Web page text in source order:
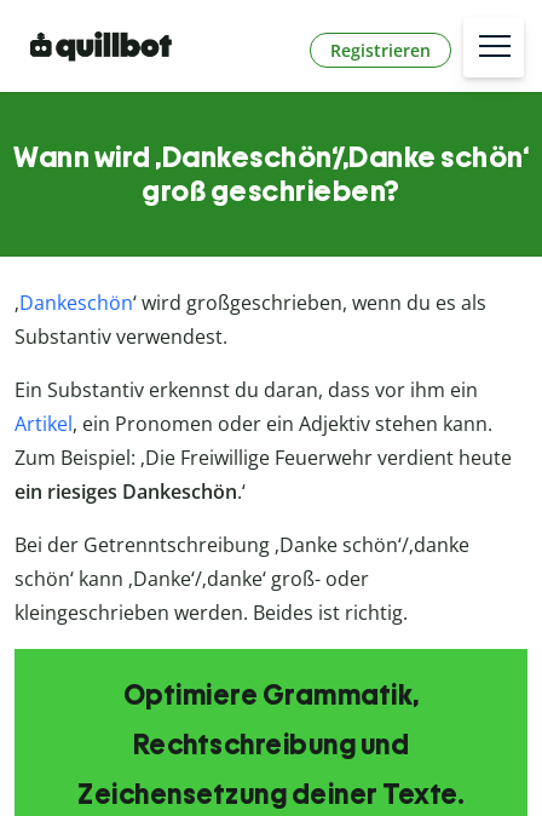
Registrieren
Wann wird ‚Dankeschön‘/‚Danke schön‘
groß geschrieben?
‚Dankeschön‘ wird großgeschrieben, wenn du es als
Substantiv verwendest.
Ein Substantiv erkennst du daran, dass vor ihm ein
Artikel, ein Pronomen oder ein Adjektiv stehen kann.
Zum Beispiel: ‚Die Freiwillige Feuerwehr verdient heute
ein riesiges Dankeschön.‘
Bei der Getrenntschreibung ‚Danke schön‘/‚danke
schön‘ kann ‚Danke‘/‚danke‘ groß- oder
kleingeschrieben werden. Beides ist richtig.
Optimiere Grammatik,
Rechtschreibung und
Zeichensetzung deiner Texte.